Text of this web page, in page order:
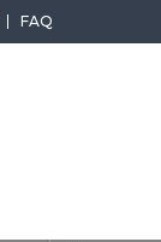
FAQ